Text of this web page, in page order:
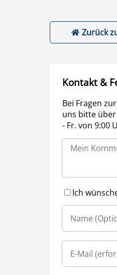
Zurück
Kontakt &
Bei Fragen
uns bitte über
- Fr. von 9:00
Ich